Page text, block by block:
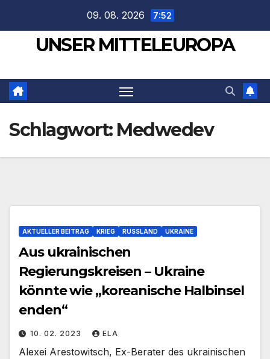
springen
09. 08. 2026 7:52
UNSER MITTELEUROPA
Schlagwort: Medwedev
AKTUELLER BEITRAG KRIEG RUSSLAND UKRAINE
Aus ukrainischen
Regierungskreisen – Ukraine
könnte wie „koreanische Halbinsel
enden“
10. 02. 2023 ELA
Alexei Arestowitsch, Ex-Berater des ukrainischen